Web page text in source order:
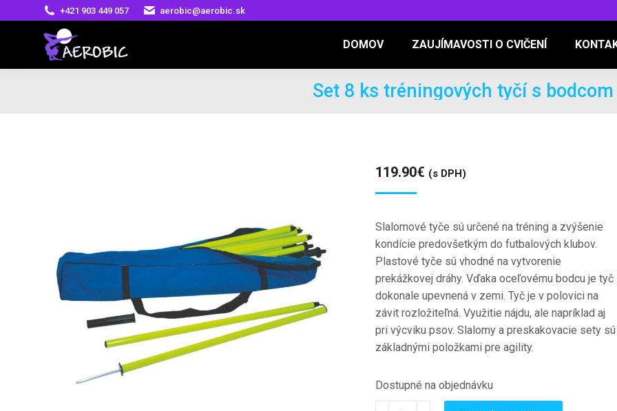
+421 903 449 057 aerobic@aerobic.sk
DOMOV ZAUJÍMAVOSTI O CVIČENÍ
Set 8 ks tréningových tyčí s bodcom
119.90€ (s DPH)
Slalomové tyče sú určené na tréning a zvýšenie
kondície predovšetkým do futbalových klubov.
Plastové tyče sú vhodné na vytvorenie
prekážkovej dráhy. Vďaka oceľovému bodcu je tyč
dokonale upevnená v zemi. Tyč je v polovici na
závit rozložiteľná. Využitie nájdu, ale napríklad aj
pri výcviku psov. Slalomy a preskakovacie sety sú
základnými položkami pre agility.
Dostupné na objednávku